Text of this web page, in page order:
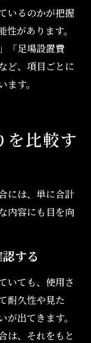
いるのかが把握
があります。
「足場設置費
ど、項目ごとに
す。
を比較す
には、単に合計
内容にも目を向
する
いても、使用さ
耐久性や見た
出てきます。
は、それをもと